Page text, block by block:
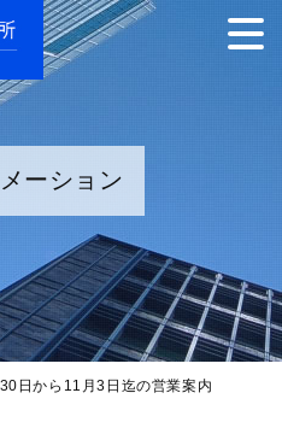
ーション
日から11月3日迄の営業案内